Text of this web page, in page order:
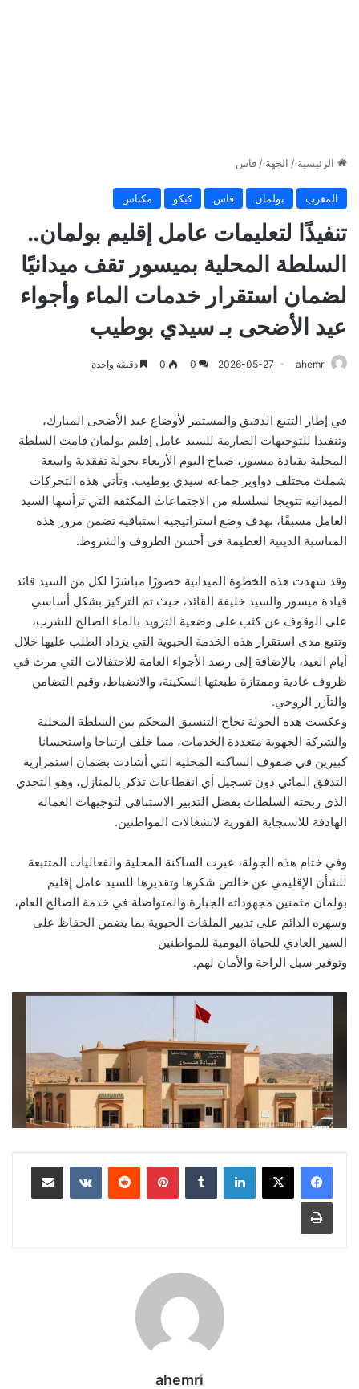
الرئيسية / الجهة / فاس
المغرب بولمان فاس كيكو مكناس
تنفيذًا لتعليمات عامل إقليم بولمان..
السلطة المحلية بميسور تقف ميدانيًا
لضمان استقرار خدمات الماء وأجواء
عيد الأضحى بـ سيدي بوطيب
ahemri
2026-05-27
0
0 دقيقة واحدة
في إطار التتبع الدقيق والمستمر لأوضاع عيد الأضحى المبارك،
وتنفيذا للتوجيهات الصارمة للسيد عامل إقليم بولمان قامت السلطة
المحلية بقيادة ميسور، صباح اليوم الأربعاء بجولة تفقدية واسعة
شملت مختلف دواوير جماعة سيدي بوطيب. وتأتي هذه التحركات
الميدانية تتويجا لسلسلة من الاجتماعات المكثفة التي ترأسها السيد
العامل مسبقًا، بهدف وضع استراتيجية استباقية تضمن مرور هذه
المناسبة الدينية العظيمة في أحسن الظروف والشروط.
وقد شهدت هذه الخطوة الميدانية حضورًا مباشرًا لكل من السيد قائد
قيادة ميسور والسيد خليفة القائد، حيث تم التركيز بشكل أساسي
على الوقوف عن كثب على وضعية التزويد بالماء الصالح للشرب،
وتتبع مدى استقرار هذه الخدمة الحيوية التي يزداد الطلب عليها خلال
أيام العيد، بالإضافة إلى رصد الأجواء العامة للاحتفالات التي مرت في
ظروف عادية وممتازة طبعتها السكينة، والانضباط، وقيم التضامن
والتآزر الروحي.
وعكست هذه الجولة نجاح التنسيق المحكم بين السلطة المحلية
والشركة الجهوية متعددة الخدمات، مما خلف ارتياحا واستحسانا
كبيرين في صفوف الساكنة المحلية التي أشادت بضمان استمرارية
التدفق المائي دون تسجيل أي انقطاعات تذكر بالمنازل، وهو التحدي
الذي ربحته السلطات بفضل التدبير الاستباقي لتوجيهات العمالة
الهادفة للاستجابة الفورية لانشغالات المواطنين.
وفي ختام هذه الجولة، عبرت الساكنة المحلية والفعاليات المتتبعة
للشأن الإقليمي عن خالص شكرها وتقديرها للسيد عامل إقليم
بولمان مثمنين مجهوداته الجبارة والمتواصلة في خدمة الصالح العام،
وسهره الدائم على تدبير الملفات الحيوية بما يضمن الحفاظ على
السير العادي للحياة اليومية للمواطنين
وتوفير سبل الراحة والأمان لهم.
لينكدإن بينتيريست مشاركة عبر البريد
طباعة
ahemri